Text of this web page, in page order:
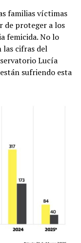
familias víctimas
de proteger a los
femicida. No lo
las cifras del
Lucía
sufriendo esta